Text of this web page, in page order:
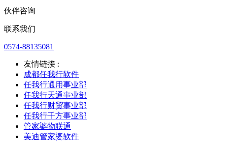
伙伴咨询
联系我们
0574-88135081
友情链接 :
成都任我行软件
任我行通用事业部
任我行天通事业部
任我行财贸事业部
任我行千方事业部
管家婆物联通
美迪管家婆软件